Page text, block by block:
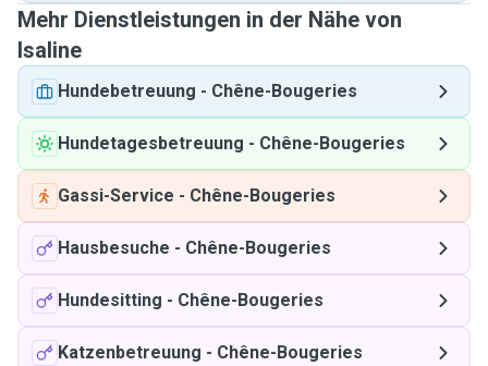
Mehr Dienstleistungen in der Nähe von
Isaline
Hundebetreuung - Chêne-Bougeries
Hundetagesbetreuung - Chêne-Bougeries
Gassi-Service - Chêne-Bougeries
Hausbesuche - Chêne-Bougeries
Hundesitting - Chêne-Bougeries
Katzenbetreuung - Chêne-Bougeries